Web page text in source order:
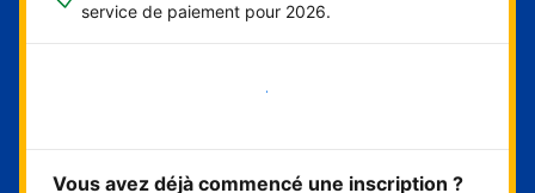
service de paiement pour 2026.
Démarrer maintenant
Vous avez déjà commencé une inscription ?